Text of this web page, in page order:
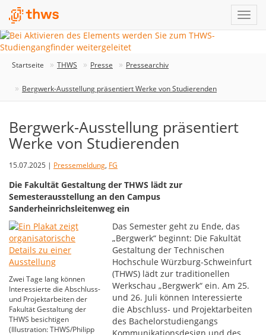
Startseite THWS Presse Pressearchiv
Bergwerk-Ausstellung präsentiert Werke von Studierenden
Bergwerk-Ausstellung präsentiert
Werke von Studierenden
15.07.2025 | Pressemeldung, FG
Die Fakultät Gestaltung der THWS lädt zur
Semesterausstellung an den Campus
Sanderheinrichsleitenweg ein
Zwei Tage lang können
Interessierte die Abschluss-
und Projektarbeiten der
Fakultät Gestaltung der
THWS besichtigen
(Illustration: THWS/Philipp
Das Semester geht zu Ende, das
„Bergwerk“ beginnt: Die Fakultät
Gestaltung der Technischen
Hochschule Würzburg-Schweinfurt
(THWS) lädt zur traditionellen
Werkschau „Bergwerk“ ein. Am 25.
und 26. Juli können Interessierte
die Abschluss- und Projektarbeiten
des Bachelorstudiengangs